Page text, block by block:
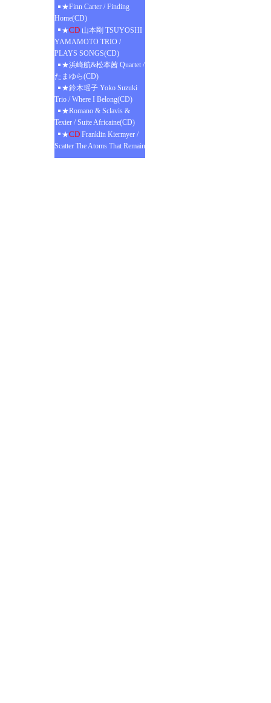
★Finn Carter / Finding
Home(CD)
★CD 山本剛 TSUYOSHI
YAMAMOTO TRIO /
PLAYS SONGS(CD)
★浜崎航&松本茜 Quartet /
たまゆら(CD)
★鈴木瑶子 Yoko Suzuki
Trio / Where I Belong(CD)
★Romano & Sclavis &
Texier / Suite Africaine(CD)
★CD Franklin Kiermyer /
Scatter The Atoms That Remain